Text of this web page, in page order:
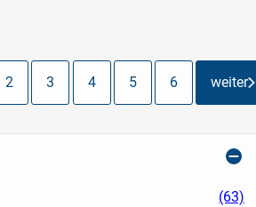
2 3 4 5 6 weiter
(63)